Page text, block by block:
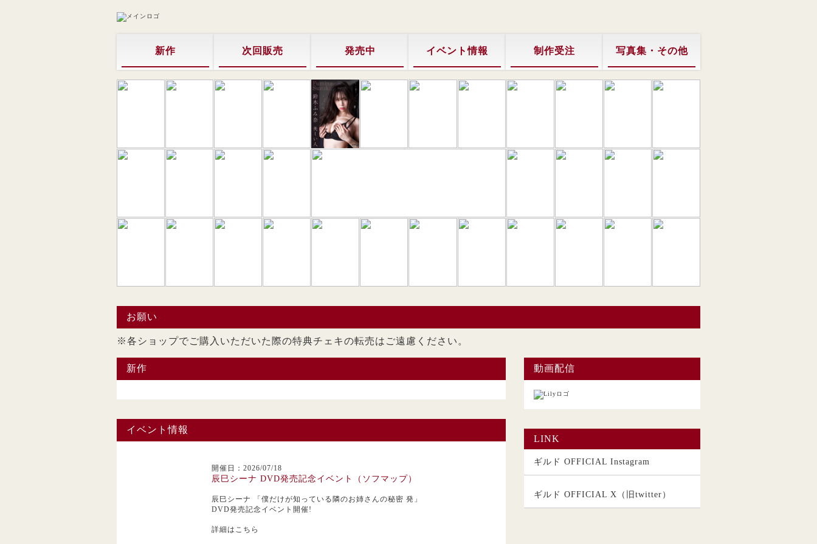
新作 次回販売 発売中 イベント情報 制作受注 写真集・その他
お願い
※各ショップでご購入いただいた際の特典チェキの転売はご遠慮ください。
新作
イベント情報
開催日：2026/07/18
辰巳シーナ DVD発売記念イベント（ソフマップ）
辰巳シーナ
「僕だけが知っている隣のお姉さんの秘密 発」
DVD発売記念イベント開催!
詳細はこちら
動画配信
LINK
ギルド OFFICIAL Instagram
ギルド OFFICIAL X（旧twitter）